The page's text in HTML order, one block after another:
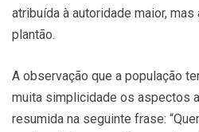
atribuída à autoridade maior,
plantão.
A observação que a população
muita simplicidade os aspectos
resumida na seguinte frase: